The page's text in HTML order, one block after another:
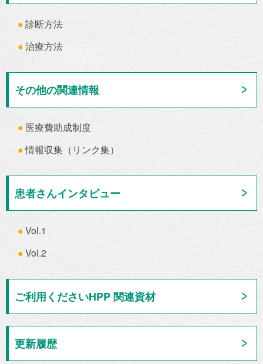
診断方法
治療方法
その他の関連情報
医療費助成制度
情報収集（リンク集）
患者さんインタビュー
Vol.1
Vol.2
ご利用くださいHPP 関連資材
更新履歴